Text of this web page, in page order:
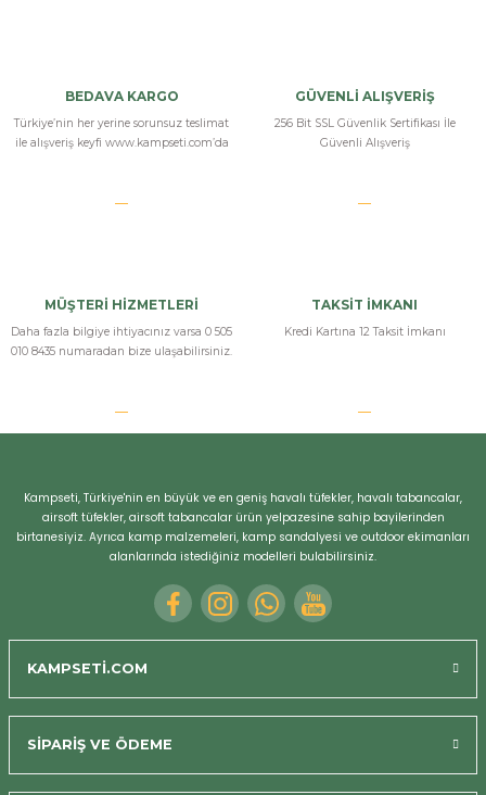
BEDAVA KARGO
Türkiye’nin her yerine sorunsuz teslimat
ile alışveriş keyfi www.kampseti.com’da
GÜVENLİ ALIŞVERİŞ
256 Bit SSL Güvenlik Sertifikası İle
Güvenli Alışveriş
MÜŞTERİ HİZMETLERİ
Daha fazla bilgiye ihtiyacınız varsa 0 505
010 8435 numaradan bize ulaşabilirsiniz.
TAKSİT İMKANI
Kredi Kartına 12 Taksit İmkanı
Kampseti, Türkiye'nin en büyük ve en geniş havalı tüfekler, havalı tabancalar,
airsoft tüfekler, airsoft tabancalar ürün yelpazesine sahip bayilerinden
birtanesiyiz. Ayrıca kamp malzemeleri, kamp sandalyesi ve outdoor ekimanları
alanlarında istediğiniz modelleri bulabilirsiniz.
KAMPSETİ.COM
SİPARİŞ VE ÖDEME